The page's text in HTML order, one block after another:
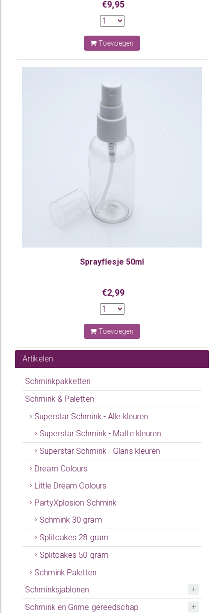
€9,95
Toevoegen
Sprayflesje 50ml
€2,99
Toevoegen
Artikelen
Schminkpakketten
Schmink & Paletten
Superstar Schmink - Alle kleuren
Superstar Schmink - Matte kleuren
Superstar Schmink - Glans kleuren
Dream Colours
Little Dream Colours
PartyXplosion Schmink
Schmink 30 gram
Splitcakes 28 gram
Splitcakes 50 gram
Schmink Paletten
Schminksjablonen
Schmink en Grime gereedschap